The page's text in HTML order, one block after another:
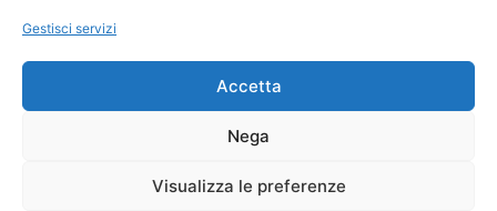
Gestisci servizi
Accetta
Nega
Visualizza le preferenze
Muffin group
Powered byWordPress